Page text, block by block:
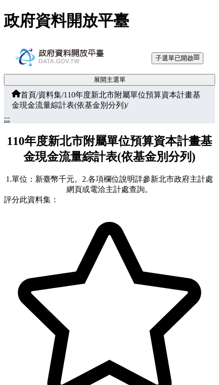
跳至主要內容
政府資料開放平臺
子選單已開啟
展開主選單
首頁/資料集/110年度新北市附屬單位預算資本計畫基
金現金流量綜計表(依基金別分列)/
:::
110年度新北市附屬單位預算資本計畫基
金現金流量綜計表(依基金別分列)
1.單位：新臺幣千元。2.各項欄位說明詳參新北市政府主計處
網頁或電洽主計處查詢。
評分此資料集：